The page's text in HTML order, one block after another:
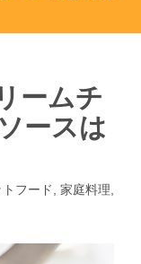
ームチ
ースは
フード 家庭料理